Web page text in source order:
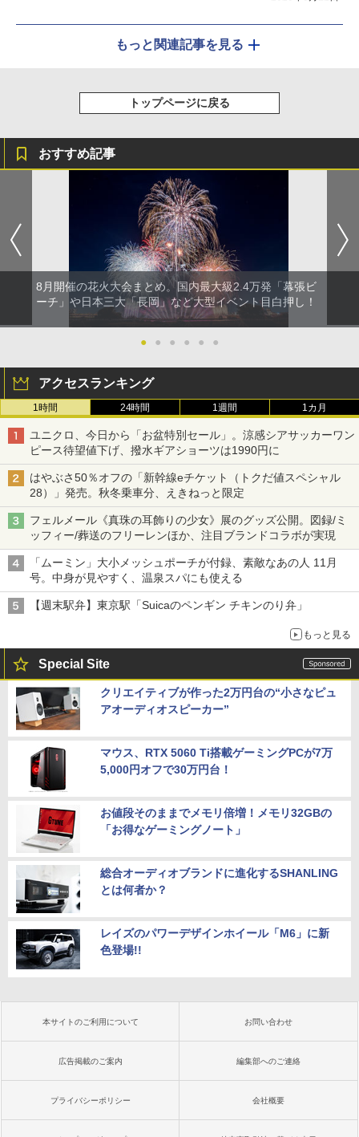
もっと関連記事を見る
トップページに戻る
おすすめ記事
8月開催の花火大会まとめ。国内最大級2.4万発「幕張ビ
ーチ」や日本三大「長岡」など大型イベント目白押し！
● ● ● ● ● ●
アクセスランキング
1時間 24時間 1週間 1カ月
ユニクロ、今日から「お盆特別セール」。涼感シアサッカーワン
ピース待望値下げ、撥水ギアショーツは1990円に
はやぶさ50％オフの「新幹線eチケット（トクだ値スペシャル
28）」発売。秋冬乗車分、えきねっと限定
フェルメール《真珠の耳飾りの少女》展のグッズ公開。図録/ミ
ッフィー/葬送のフリーレンほか、注目ブランドコラボが実現
「ムーミン」大小メッシュポーチが付録、素敵なあの人 11月
号。中身が見やすく、温泉スパにも使える
【週末駅弁】東京駅「Suicaのペンギン チキンのり弁」
もっと見る
Special Site
クリエイティブが作った2万円台の“小さなピュ
アオーディオスピーカー”
マウス、RTX 5060 Ti搭載ゲーミングPCが7万
5,000円オフで30万円台！
お値段そのままでメモリ倍増！メモリ32GBの
「お得なゲーミングノート」
総合オーディオブランドに進化するSHANLING
とは何者か？
レイズのパワーデザインホイール「M6」に新
色登場!!
本サイトのご利用について お問い合わせ
広告掲載のご案内 編集部へのご連絡
プライバシーポリシー 会社概要